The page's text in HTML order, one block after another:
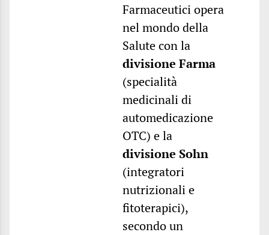
Farmaceutici opera
nel mondo della
Salute con la
divisione Farma
(specialità
medicinali di
automedicazione
OTC) e la
divisione Sohn
(integratori
nutrizionali e
fitoterapici),
secondo un